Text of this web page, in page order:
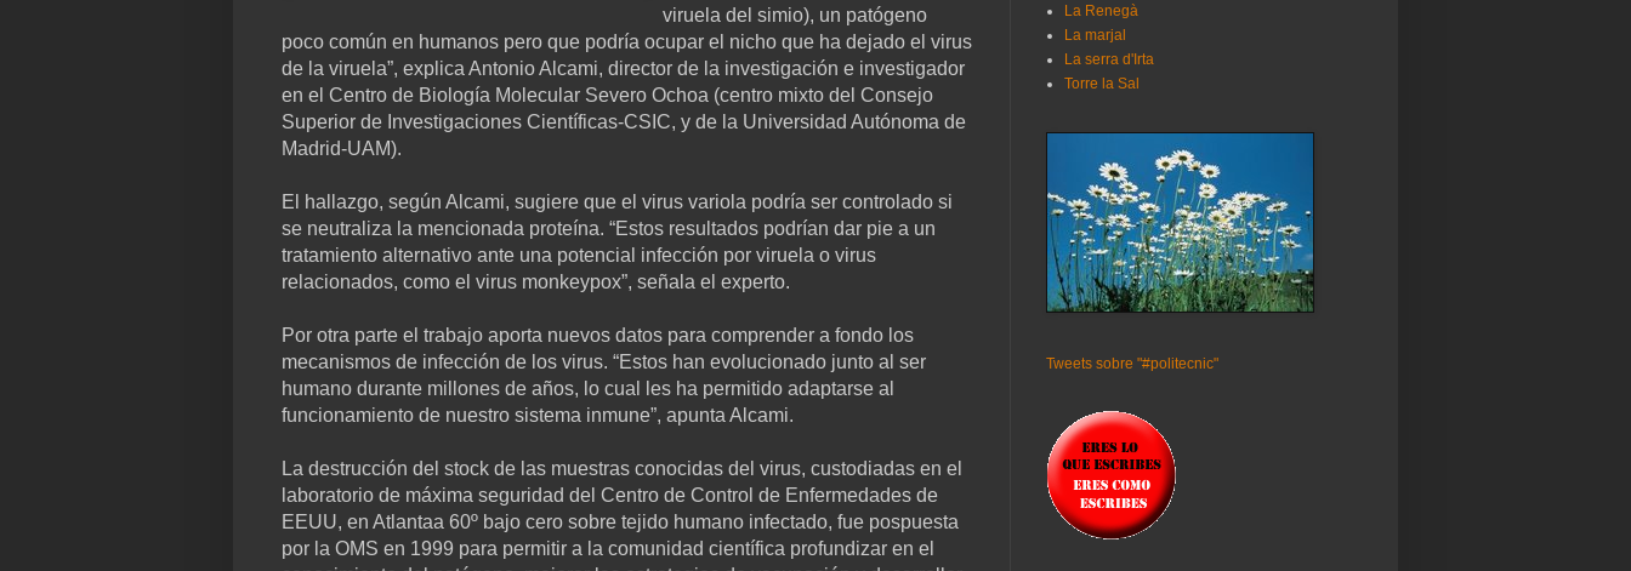
viruela del simio), un patógeno
poco común en humanos pero que podría ocupar el nicho que ha dejado el virus
de la viruela”, explica Antonio Alcami, director de la investigación e investigador
en el Centro de Biología Molecular Severo Ochoa (centro mixto del Consejo
Superior de Investigaciones Científicas-CSIC, y de la Universidad Autónoma de
Madrid-UAM).
El hallazgo, según Alcami, sugiere que el virus variola podría ser controlado si
se neutraliza la mencionada proteína. “Estos resultados podrían dar pie a un
tratamiento alternativo ante una potencial infección por viruela o virus
relacionados, como el virus monkeypox”, señala el experto.
Por otra parte el trabajo aporta nuevos datos para comprender a fondo los
mecanismos de infección de los virus. “Estos han evolucionado junto al ser
humano durante millones de años, lo cual les ha permitido adaptarse al
funcionamiento de nuestro sistema inmune”, apunta Alcami.
La destrucción del stock de las muestras conocidas del virus, custodiadas en el
laboratorio de máxima seguridad del Centro de Control de Enfermedades de
EEUU, en Atlantaa 60º bajo cero sobre tejido humano infectado, fue pospuesta
por la OMS en 1999 para permitir a la comunidad científica profundizar en el
La Renegà
La marjal
La serra d'Irta
Torre la Sal
Tweets sobre "#politecnic"